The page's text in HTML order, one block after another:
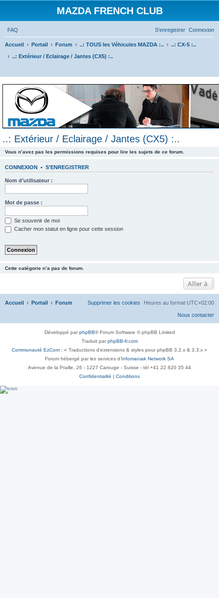
MAZDA FRENCH CLUB
FAQ Connexion
S’enregistrer
Accueil Portail Forum ..: TOUS les Véhicules MAZDA :..
..: CX-5 :..
..: Extérieur / Eclairage / Jantes (CX5) :..
c
r
r
..: Extérieur / Eclairage / Jantes (CX5) :..
Vous n’avez pas les permissions requises pour lire les sujets de ce forum.
CONNEXION • S’ENREGISTRER
Nom d’utilisateur :
Mot de passe :
Se souvenir de moi
Cacher mon statut en ligne pour cette session
Cette catégorie n’a pas de forum.
Aller à
Accueil Portail Forum Heures au format UTC+02:00
Supprimer les cookies
Nous contacter
Développé parphpBB® Forum Software © phpBB Limited
Traduit parphpBB-fr.com
Communauté EzCom : « Traductions d'extensions & styles pour phpBB 3.2.x & 3.3.x »
Forum hébergé par les services d’Infomaniak Network SA
Avenue de la Praille, 26 - 1227 Carouge - Suisse - tél +41 22 820 35 44
Confidentialité | Conditions